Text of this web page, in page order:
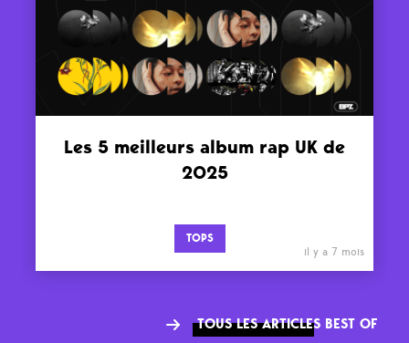
Les 5 meilleurs album rap UK de
2025
TOPS
il y a 7 mois
TOUS LES ARTICLES BEST OF